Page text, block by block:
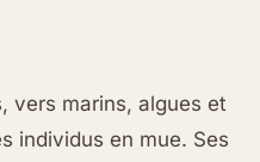
vers marins, algues et
individus en mue. Ses